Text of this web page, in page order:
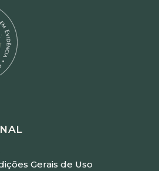
Gerais de Uso